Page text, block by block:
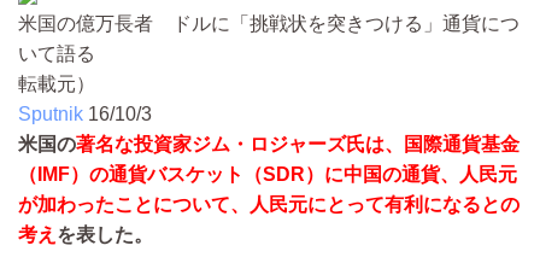
米国の億万長者 ドルに「挑戦状を突きつける」通貨につ
いて語る
転載元）
Sputnik 16/10/3
米国の著名な投資家ジム・ロジャーズ氏は、国際通貨基金
（IMF）の通貨バスケット（SDR）に中国の通貨、人民元
が加わったことについて、人民元にとって有利になるとの
考え を表した。